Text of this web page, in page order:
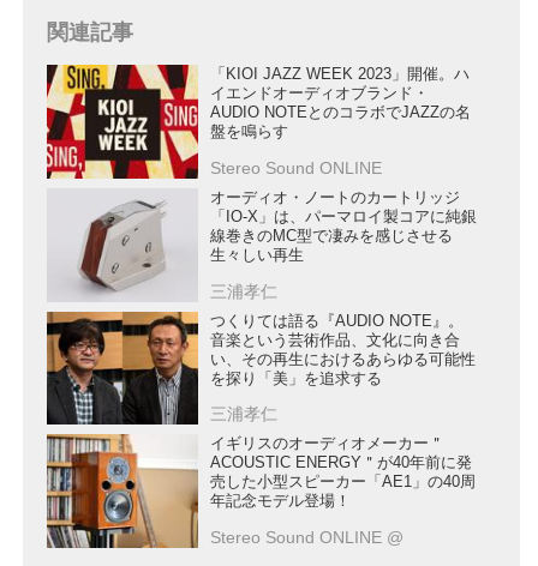
関連記事
「KIOI JAZZ WEEK 2023」開催。ハ
イエンドオーディオブランド・
AUDIO NOTEとのコラボでJAZZの名
盤を鳴らす
Stereo Sound ONLINE
オーディオ・ノートのカートリッジ
「IO-X」は、パーマロイ製コアに純銀
線巻きのMC型で凄みを感じさせる
生々しい再生
三浦孝仁
つくりては語る『AUDIO NOTE』。
音楽という芸術作品、文化に向き合
い、その再生におけるあらゆる可能性
を探り「美」を追求する
三浦孝仁
イギリスのオーディオメーカー＂
ACOUSTIC ENERGY＂が40年前に発
売した小型スピーカー「AE1」の40周
年記念モデル登場！
Stereo Sound ONLINE @